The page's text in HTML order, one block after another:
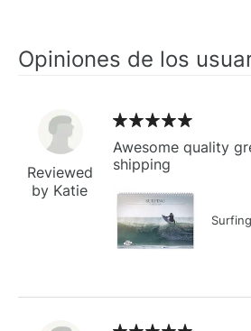
Opiniones de los
Reviewed
by Katie
Awesome quality
shipping